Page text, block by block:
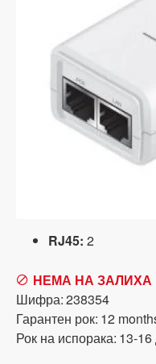
RJ45: 2
НЕМА НА ЗАЛИХА
Шифра:238354
Гарантен рок: 12
Рок на испорака: 13-